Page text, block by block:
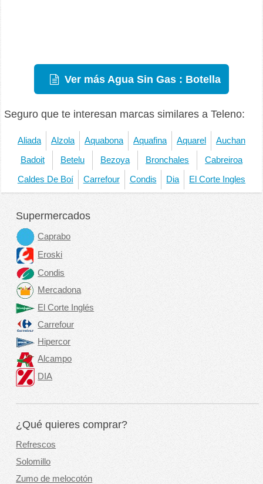
Ver más Agua Sin Gas : Botella
Seguro que te interesan marcas similares a Teleno:
Aliada Alzola Aquabona Aquafina Aquarel Auchan
Badoit Betelu Bezoya Bronchales Cabreiroa
Caldes De Boí Carrefour Condis Dia El Corte Ingles
Supermercados
Caprabo
Eroski
Condis
Mercadona
El Corte Inglés
Carrefour
Hipercor
Alcampo
DIA
¿Qué quieres comprar?
Refrescos
Solomillo
Zumo de melocotón